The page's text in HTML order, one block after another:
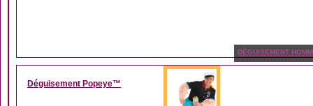
DÉGUISEMENT
Déguisement Popeye™